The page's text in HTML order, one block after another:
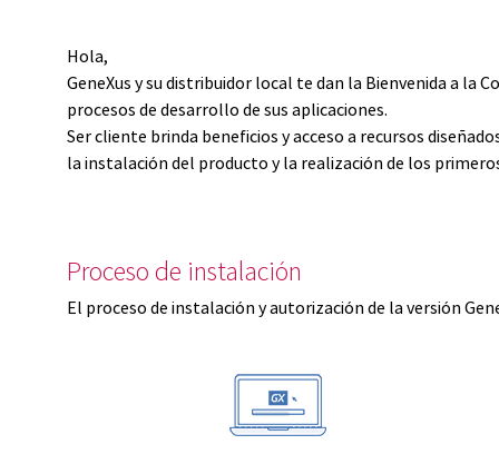
Hola,
GeneXus y su distribuidor local te dan la Bienvenida a la
procesos de desarrollo de sus aplicaciones.
Ser cliente brinda beneficios y acceso a recursos
la instalación del producto y la realización de los
Proceso de instalación
El proceso de instalación y autorización de la versión